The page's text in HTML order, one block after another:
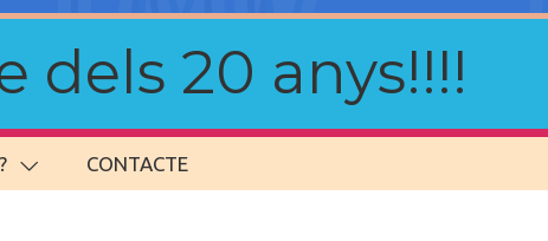
dels 20 anys!!!!
CONTACTE